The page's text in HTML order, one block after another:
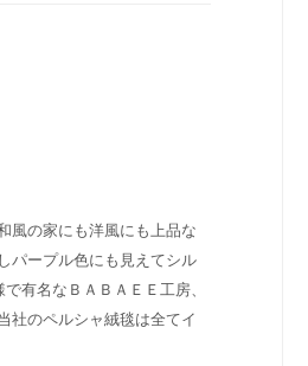
風の家にも洋風にも上品な
パープル色にも見えてシル
有名なＢＡＢＡＥＥ工房、
社のペルシャ絨毯は全てイ